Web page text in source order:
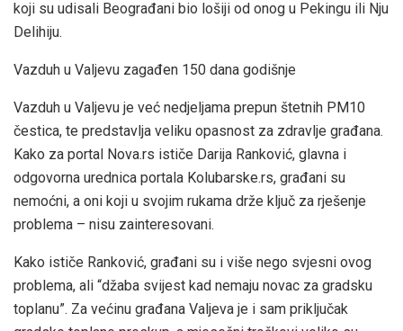
koji su udisali Beograđani bio lošiji od onog u Pekingu ili Nju
Delihiju.
Vazduh u Valjevu zagađen 150 dana godišnje
Vazduh u Valjevu je već nedjeljama prepun štetnih PM10
čestica, te predstavlja veliku opasnost za zdravlje građana.
Kako za portal Nova.rs ističe Darija Ranković, glavna i
odgovorna urednica portala Kolubarske.rs, građani su
nemoćni, a oni koji u svojim rukama drže ključ za rješenje
problema – nisu zainteresovani.
Kako ističe Ranković, građani su i više nego svjesni ovog
problema, ali “džaba svijest kad nemaju novac za gradsku
toplanu”. Za većinu građana Valjeva je i sam priključak